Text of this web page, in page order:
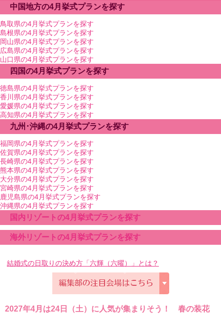
中国地方の4月挙式プランを探す
鳥取県の4月挙式プランを探す
島根県の4月挙式プランを探す
岡山県の4月挙式プランを探す
広島県の4月挙式プランを探す
山口県の4月挙式プランを探す
四国の4月挙式プランを探す
徳島県の4月挙式プランを探す
香川県の4月挙式プランを探す
愛媛県の4月挙式プランを探す
高知県の4月挙式プランを探す
九州･沖縄の4月挙式プランを探す
福岡県の4月挙式プランを探す
佐賀県の4月挙式プランを探す
長崎県の4月挙式プランを探す
熊本県の4月挙式プランを探す
大分県の4月挙式プランを探す
宮崎県の4月挙式プランを探す
鹿児島県の4月挙式プランを探す
沖縄県の4月挙式プランを探す
国内リゾートの4月挙式プランを探す
海外リゾートの4月挙式プランを探す
結婚式の日取りの決め方「六輝（六曜）」とは？
2027年4月は24日（土）に人気が集まりそう！ 春の装花